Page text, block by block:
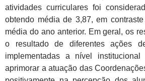
atividades curriculares foi
obtendo média de 3,87, em
média do ano anterior. Em geral, os
o resultado de diferentes ações
implementadas a nível
aprimorar a atuação das